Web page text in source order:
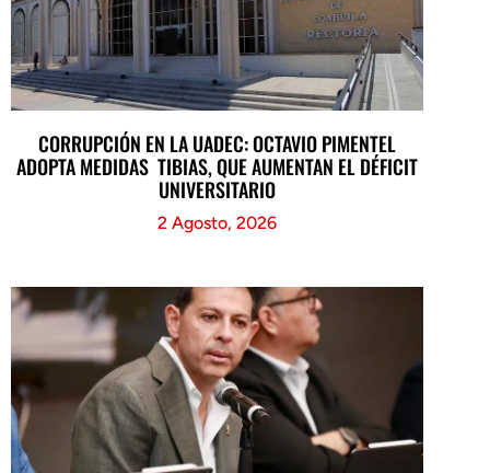
CORRUPCIÓN EN LA UADEC: OCTAVIO PIMENTEL
ADOPTA MEDIDAS TIBIAS, QUE AUMENTAN EL DÉFICIT
UNIVERSITARIO
2 Agosto, 2026